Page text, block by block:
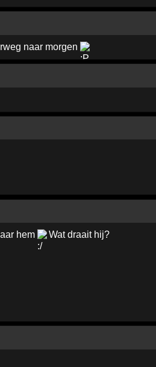
naar morgen
hem Wat draait hij?